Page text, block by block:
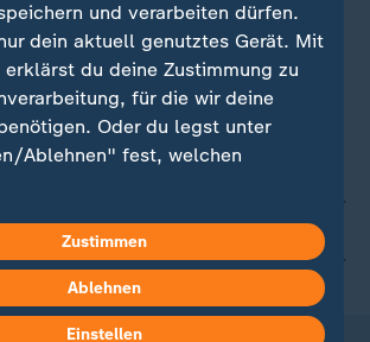
Videos
und verarbeiten dürfen.
dein aktuell genutztes Gerät. Mit
du deine Zustimmung zu
für die wir deine
Oder du legst unter
Ablehnen" fest, welchen
mit Wirkung für die Zukunft
widerrufen oder ändern.
das Impressum.
Zustimmen
Ablehnen
Einstellen